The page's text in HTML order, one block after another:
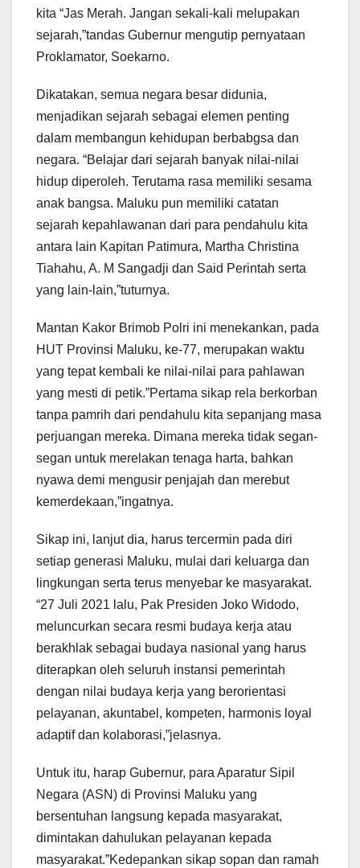
kita “Jas Merah. Jangan sekali-kali melupakan
sejarah,”tandas Gubernur mengutip pernyataan
Proklamator, Soekarno.
Dikatakan, semua negara besar didunia,
menjadikan sejarah sebagai elemen penting
dalam membangun kehidupan berbabgsa dan
negara. “Belajar dari sejarah banyak nilai-nilai
hidup diperoleh. Terutama rasa memiliki sesama
anak bangsa. Maluku pun memiliki catatan
sejarah kepahlawanan dari para pendahulu kita
antara lain Kapitan Patimura, Martha Christina
Tiahahu, A. M Sangadji dan Said Perintah serta
yang lain-lain,”tuturnya.
Mantan Kakor Brimob Polri ini menekankan, pada
HUT Provinsi Maluku, ke-77, merupakan waktu
yang tepat kembali ke nilai-nilai para pahlawan
yang mesti di petik.”Pertama sikap rela berkorban
tanpa pamrih dari pendahulu kita sepanjang masa
perjuangan mereka. Dimana mereka tidak segan-
segan untuk merelakan tenaga harta, bahkan
nyawa demi mengusir penjajah dan merebut
kemerdekaan,”ingatnya.
Sikap ini, lanjut dia, harus tercermin pada diri
setiap generasi Maluku, mulai dari keluarga dan
lingkungan serta terus menyebar ke masyarakat.
“27 Juli 2021 lalu, Pak Presiden Joko Widodo,
meluncurkan secara resmi budaya kerja atau
berakhlak sebagai budaya nasional yang harus
diterapkan oleh seluruh instansi pemerintah
dengan nilai budaya kerja yang berorientasi
pelayanan, akuntabel, kompeten, harmonis loyal
adaptif dan kolaborasi,”jelasnya.
Untuk itu, harap Gubernur, para Aparatur Sipil
Negara (ASN) di Provinsi Maluku yang
bersentuhan langsung kepada masyarakat,
dimintakan dahulukan pelayanan kepada
masyarakat.”Kedepankan sikap sopan dan ramah